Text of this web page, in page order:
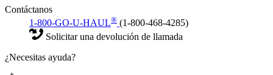
Contáctanos
1-800-GO-U-HAUL® (1-800-468-4285)
Solicitar una devolución de llamada
¿Necesitas ayuda?